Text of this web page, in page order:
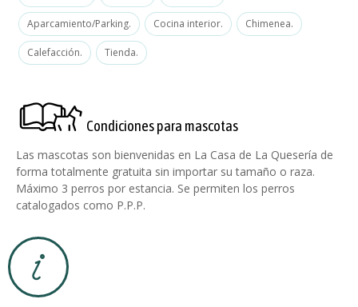
Aparcamiento/Parking. Cocina interior. Chimenea.
Calefacción. Tienda.
Condiciones para mascotas
Las mascotas son bienvenidas en La Casa de La Quesería de
forma totalmente gratuita sin importar su tamaño o raza.
Máximo 3 perros por estancia. Se permiten los perros
catalogados como P.P.P.